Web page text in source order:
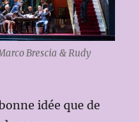
Brescia & Rudy
idée que de